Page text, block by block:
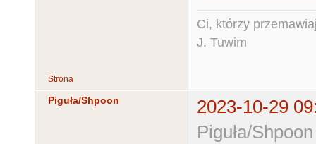
Ci, którzy
J. Tuwim
Strona
Piguła/Shpoon
2023-10-29
Piguła/